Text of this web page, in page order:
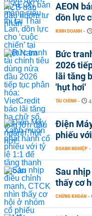
AEON
dồn lực
KINH DOANH -
Bức
2026
lãi tăng
'hụt hơi'
TÀI CHÍNH -
Điện
phiếu
DOANH NGHIỆP -
Sau
thấy cơ
CHỨNG KHOÁN -